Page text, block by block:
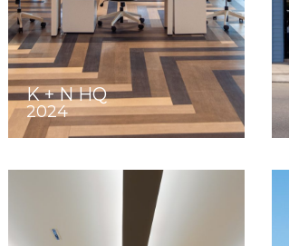
K + N HQ
2024